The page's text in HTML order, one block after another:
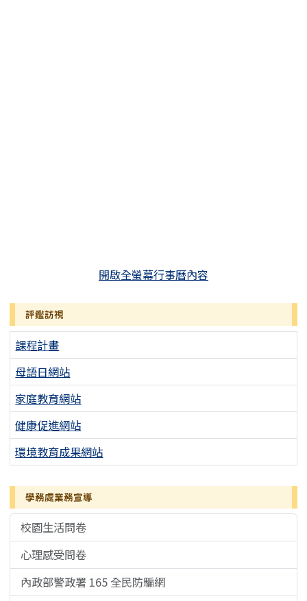
開啟全螢幕行事曆內容
評鑑訪視
課程計畫
母語日網站
家庭教育網站
健康促進網站
環境教育成果網站
學務處業務宣導
校園生活問卷
心理感受問卷
內政部警政署 165 全民防騙網